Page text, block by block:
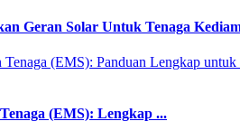
Geran Solar Untuk Tenaga
(EMS): Lengkap ...